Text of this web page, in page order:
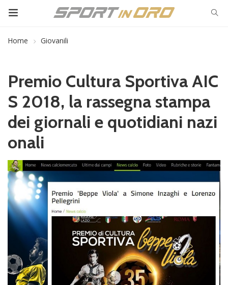
Home Giovanili
Premio Cultura Sportiva AIC
S 2018, la rassegna stampa
dei giornali e quotidiani nazi
onali